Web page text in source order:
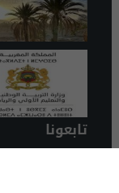
تابعونا